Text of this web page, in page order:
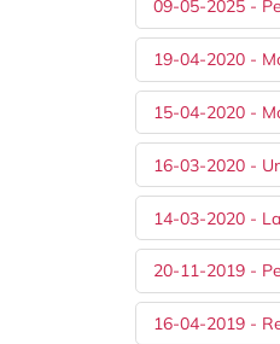
09-05-2025 -
19-04-2020 -
15-04-2020 -
16-03-2020 -
14-03-2020 -
20-11-2019 -
16-04-2019 -